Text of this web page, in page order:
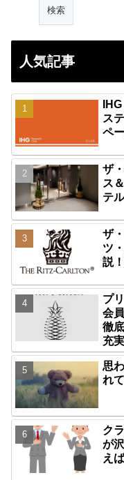
人気記事
ス
ペ
ザ
ス
テ
ザ
ツ
説
プ
会
徹
充
思
れ
ク
が
え